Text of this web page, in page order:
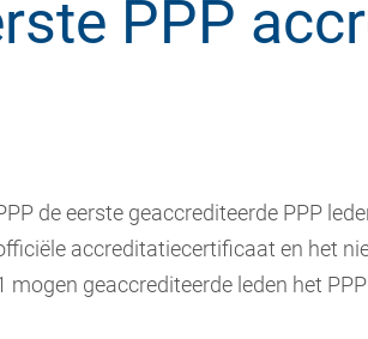
PPP
de eerste geaccrediteerde PPP
accreditatiecertificaat en het
geaccrediteerde leden het